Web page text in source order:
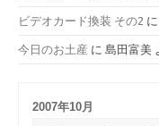
ビデオカード換装 その2 に
今日のお土産 に 島田富美
2007年10月